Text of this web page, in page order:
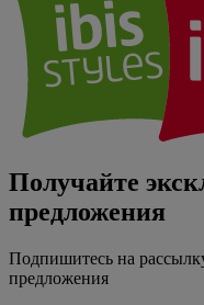
Получайте
предложения
Подпишитесь на
предложения